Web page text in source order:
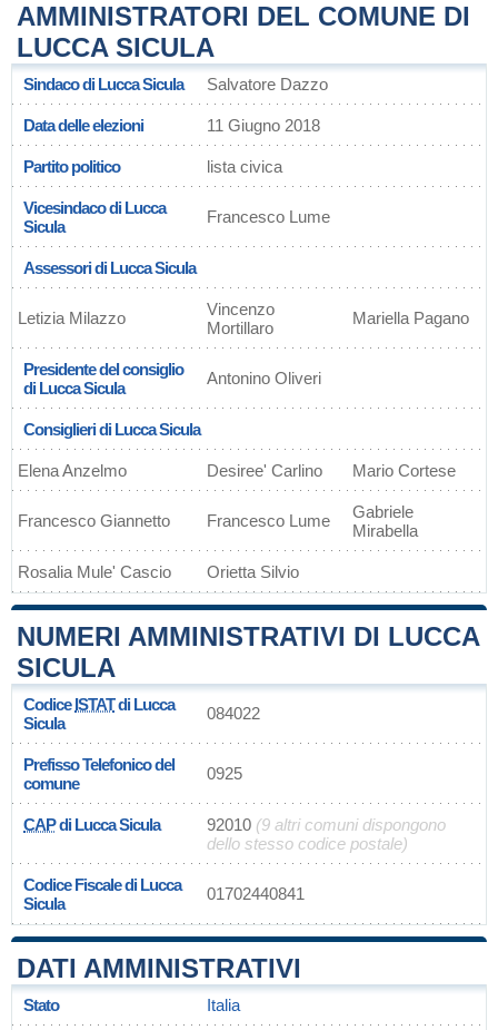
AMMINISTRATORI DEL COMUNE DI
LUCCA SICULA
Sindaco di Lucca Sicula Salvatore Dazzo
Data delle elezioni 11 Giugno 2018
Partito politico lista civica
Vicesindaco di Lucca
Sicula
Francesco Lume
Assessori di Lucca Sicula
Letizia Milazzo
Vincenzo
Mortillaro
Mariella Pagano
Presidente del consiglio
di Lucca Sicula
Antonino Oliveri
Consiglieri di Lucca Sicula
Elena Anzelmo Desiree' Carlino Mario Cortese
Francesco Giannetto Francesco Lume
Gabriele
Mirabella
Rosalia Mule' Cascio Orietta Silvio
NUMERI AMMINISTRATIVI DI LUCCA
SICULA
CodiceISTATdi Lucca
Sicula
084022
Prefisso Telefonico del
comune
0925
CAPdi Lucca Sicula 92010 (9 altri comuni dispongono
dello stesso codice postale)
Codice Fiscale di Lucca
Sicula
01702440841
DATI AMMINISTRATIVI
Stato Italia